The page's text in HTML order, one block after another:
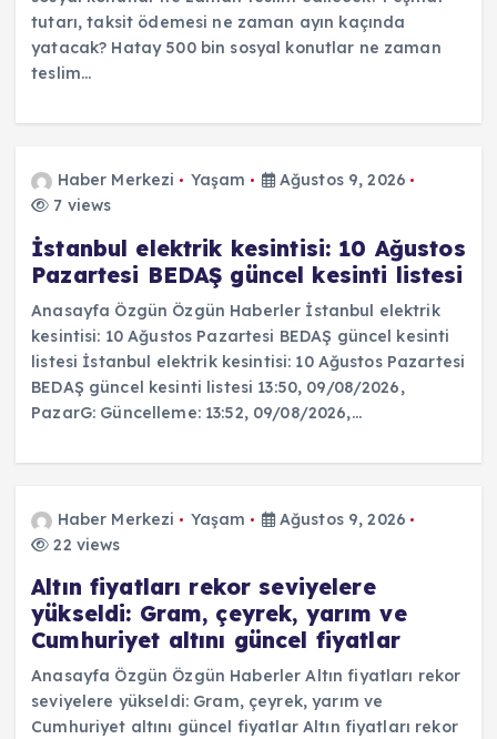
tutarı, taksit ödemesi ne zaman ayın kaçında
yatacak? Hatay 500 bin sosyal konutlar ne zaman
teslim…
Haber Merkezi Yaşam
Ağustos 9, 2026
7 views
İstanbul elektrik kesintisi: 10 Ağustos
Pazartesi BEDAŞ güncel kesinti listesi
Anasayfa Özgün Özgün Haberler İstanbul elektrik
kesintisi: 10 Ağustos Pazartesi BEDAŞ güncel kesinti
listesi İstanbul elektrik kesintisi: 10 Ağustos Pazartesi
BEDAŞ güncel kesinti listesi 13:50, 09/08/2026,
PazarG: Güncelleme: 13:52, 09/08/2026,…
Haber Merkezi Yaşam
Ağustos 9, 2026
22 views
Altın fiyatları rekor seviyelere
yükseldi: Gram, çeyrek, yarım ve
Cumhuriyet altını güncel fiyatlar
Anasayfa Özgün Özgün Haberler Altın fiyatları rekor
seviyelere yükseldi: Gram, çeyrek, yarım ve
Cumhuriyet altını güncel fiyatlar Altın fiyatları rekor